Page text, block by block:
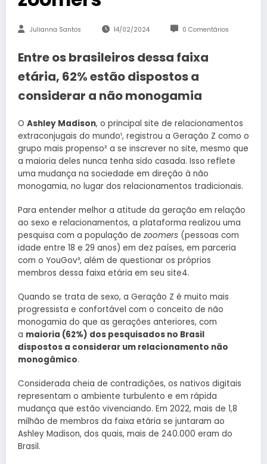
Julianna Santos 14/02/2024 0 Comentários
Entre os brasileiros dessa faixa
etária, 62% estão dispostos a
considerar a não monogamia
O Ashley Madison, o principal site de relacionamentos
extraconjugais do mundo¹, registrou a Geração Z como o
grupo mais propenso² a se inscrever no site, mesmo que
a maioria deles nunca tenha sido casada. Isso reflete
uma mudança na sociedade em direção à não
monogamia, no lugar dos relacionamentos tradicionais.
Para entender melhor a atitude da geração em relação
ao sexo e relacionamentos, a plataforma realizou uma
pesquisa com a população de zoomers (pessoas com
idade entre 18 e 29 anos) em dez países, em parceria
com o YouGov³, além de questionar os próprios
membros dessa faixa etária em seu site4.
Quando se trata de sexo, a Geração Z é muito mais
progressista e confortável com o conceito de não
monogamia do que as gerações anteriores, com
a maioria (62%) dos pesquisados no Brasil
dispostos a considerar um relacionamento não
monogâmico.
Considerada cheia de contradições, os nativos digitais
representam o ambiente turbulento e em rápida
mudança que estão vivenciando. Em 2022, mais de 1,8
milhão de membros da faixa etária se juntaram ao
Ashley Madison, dos quais, mais de 240.000 eram do
Brasil.